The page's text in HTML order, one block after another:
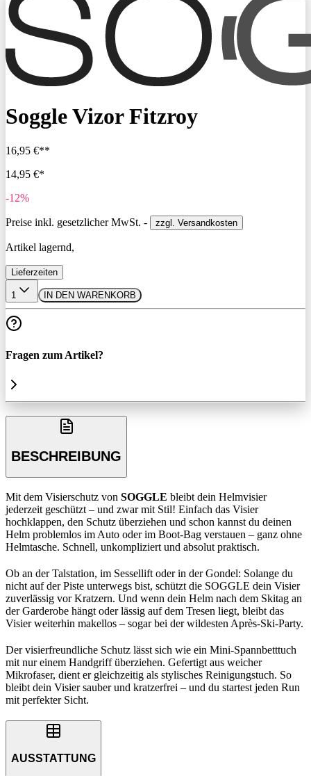
Soggle Vizor Fitzroy
16,95 €**
14,95 €*
-12%
Preise inkl. gesetzlicher MwSt. - zzgl. Versandkosten
Artikel lagernd,
Lieferzeiten
1 IN DEN WARENKORB
Fragen zum Artikel?
BESCHREIBUNG
Mit dem Visierschutz von SOGGLE bleibt dein Helmvisier
jederzeit geschützt – und zwar mit Stil! Einfach das Visier
hochklappen, den Schutz überziehen und schon kannst du deinen
Helm problemlos im Auto oder im Boot-Bag verstauen – ganz ohne
Helmtasche. Schnell, unkompliziert und absolut praktisch.
Ob an der Talstation, im Sessellift oder in der Gondel: Solange du
nicht auf der Piste unterwegs bist, schützt die SOGGLE dein Visier
zuverlässig vor Kratzern. Und wenn dein Helm nach dem Skitag an
der Garderobe hängt oder lässig auf dem Tresen liegt, bleibt das
Visier weiterhin makellos – sogar bei der wildesten Après-Ski-Party.
Der visierfreundliche Schutz lässt sich wie ein Mini-Spannbetttuch
mit nur einem Handgriff überziehen. Gefertigt aus weicher
Mikrofaser, dient er gleichzeitig als stylisches Reinigungstuch. So
bleibt dein Visier sauber und kratzerfrei – und du startest jeden Run
mit perfekter Sicht.
AUSSTATTUNG